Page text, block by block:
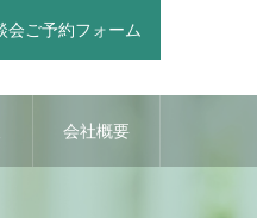
会ご予約フォーム
会社概要